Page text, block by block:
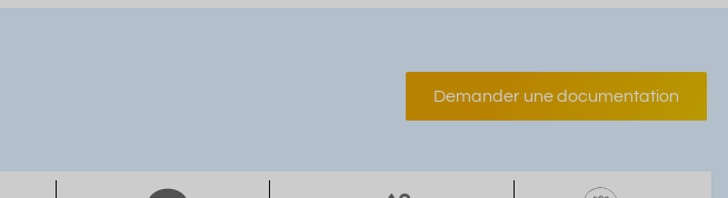
Demander une documentation